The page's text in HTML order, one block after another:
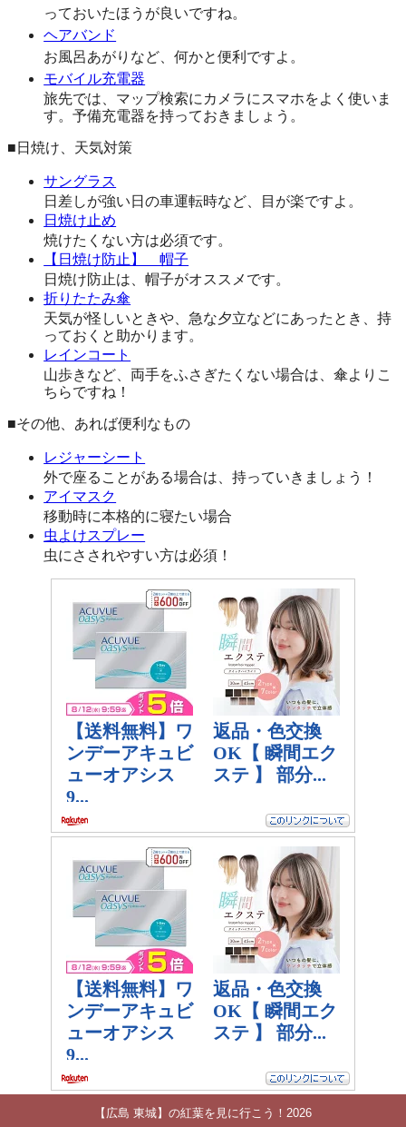
っておいたほうが良いですね。
ヘアバンド
お風呂あがりなど、何かと便利ですよ。
モバイル充電器
旅先では、マップ検索にカメラにスマホをよく使いま
す。予備充電器を持っておきましょう。
■日焼け、天気対策
サングラス
日差しが強い日の車運転時など、目が楽ですよ。
日焼け止め
焼けたくない方は必須です。
【日焼け防止】 帽子
日焼け防止は、帽子がオススメです。
折りたたみ傘
天気が怪しいときや、急な夕立などにあったとき、持
っておくと助かります。
レインコート
山歩きなど、両手をふさぎたくない場合は、傘よりこ
ちらですね！
■その他、あれば便利なもの
レジャーシート
外で座ることがある場合は、持っていきましょう！
アイマスク
移動時に本格的に寝たい場合
虫よけスプレー
虫にさされやすい方は必須！
【広島 東城】の紅葉を見に行こう！2026